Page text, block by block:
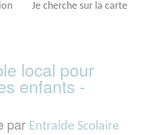
Je cherche sur la carte
local pour
enfants -
par Entraide Scolaire